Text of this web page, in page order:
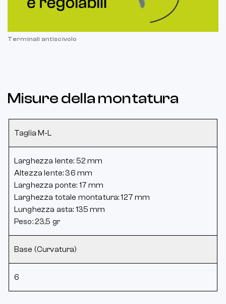
Terminali antiscivolo
Misure della montatura
Taglia M-L
Larghezza lente: 52 mm
Altezza lente: 36 mm
Larghezza ponte: 17 mm
Larghezza totale montatura: 127 mm
Lunghezza asta: 135 mm
Peso: 23,5 gr
Base (Curvatura)
6